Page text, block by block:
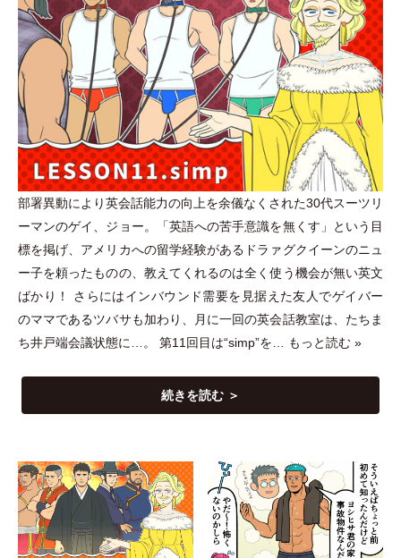
部署異動により英会話能力の向上を余儀なくされた30代スーツリ
ーマンのゲイ、ジョー。
「英語への苦手意識を無くす 」
という目
標を掲げ、アメリカへの留学経験があるドラァグクイーンのニュ
ー子を頼ったものの、教えてくれるのは全く使う機会が無い英文
ばかり！ さらにはインバウンド需要を見据えた友人でゲイバー
のママであるツバサも加わり、月に一回の英会話教室は、たちま
ち井戸端会議状態に…。 第11回目は“simp”を…
もっと読む »
続きを読む ＞